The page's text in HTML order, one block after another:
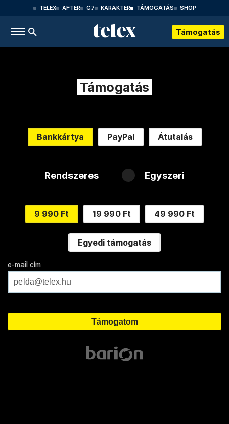
TELEX AFTER G7 KARAKTER TÁMOGATÁS SHOP
Támogatás
Támogatás
Bankkártya PayPal Átutalás
Rendszeres Egyszeri
9 990 Ft 19 990 Ft 49 990 Ft
Egyedi támogatás
e-mail cím